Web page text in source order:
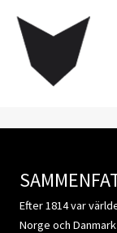
Efter 1814 var
Norge och